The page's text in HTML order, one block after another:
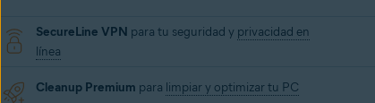
SecureLine VPN para tu seguridad y privacidad en
línea
Cleanup Premium para limpiar y optimizar tu PC